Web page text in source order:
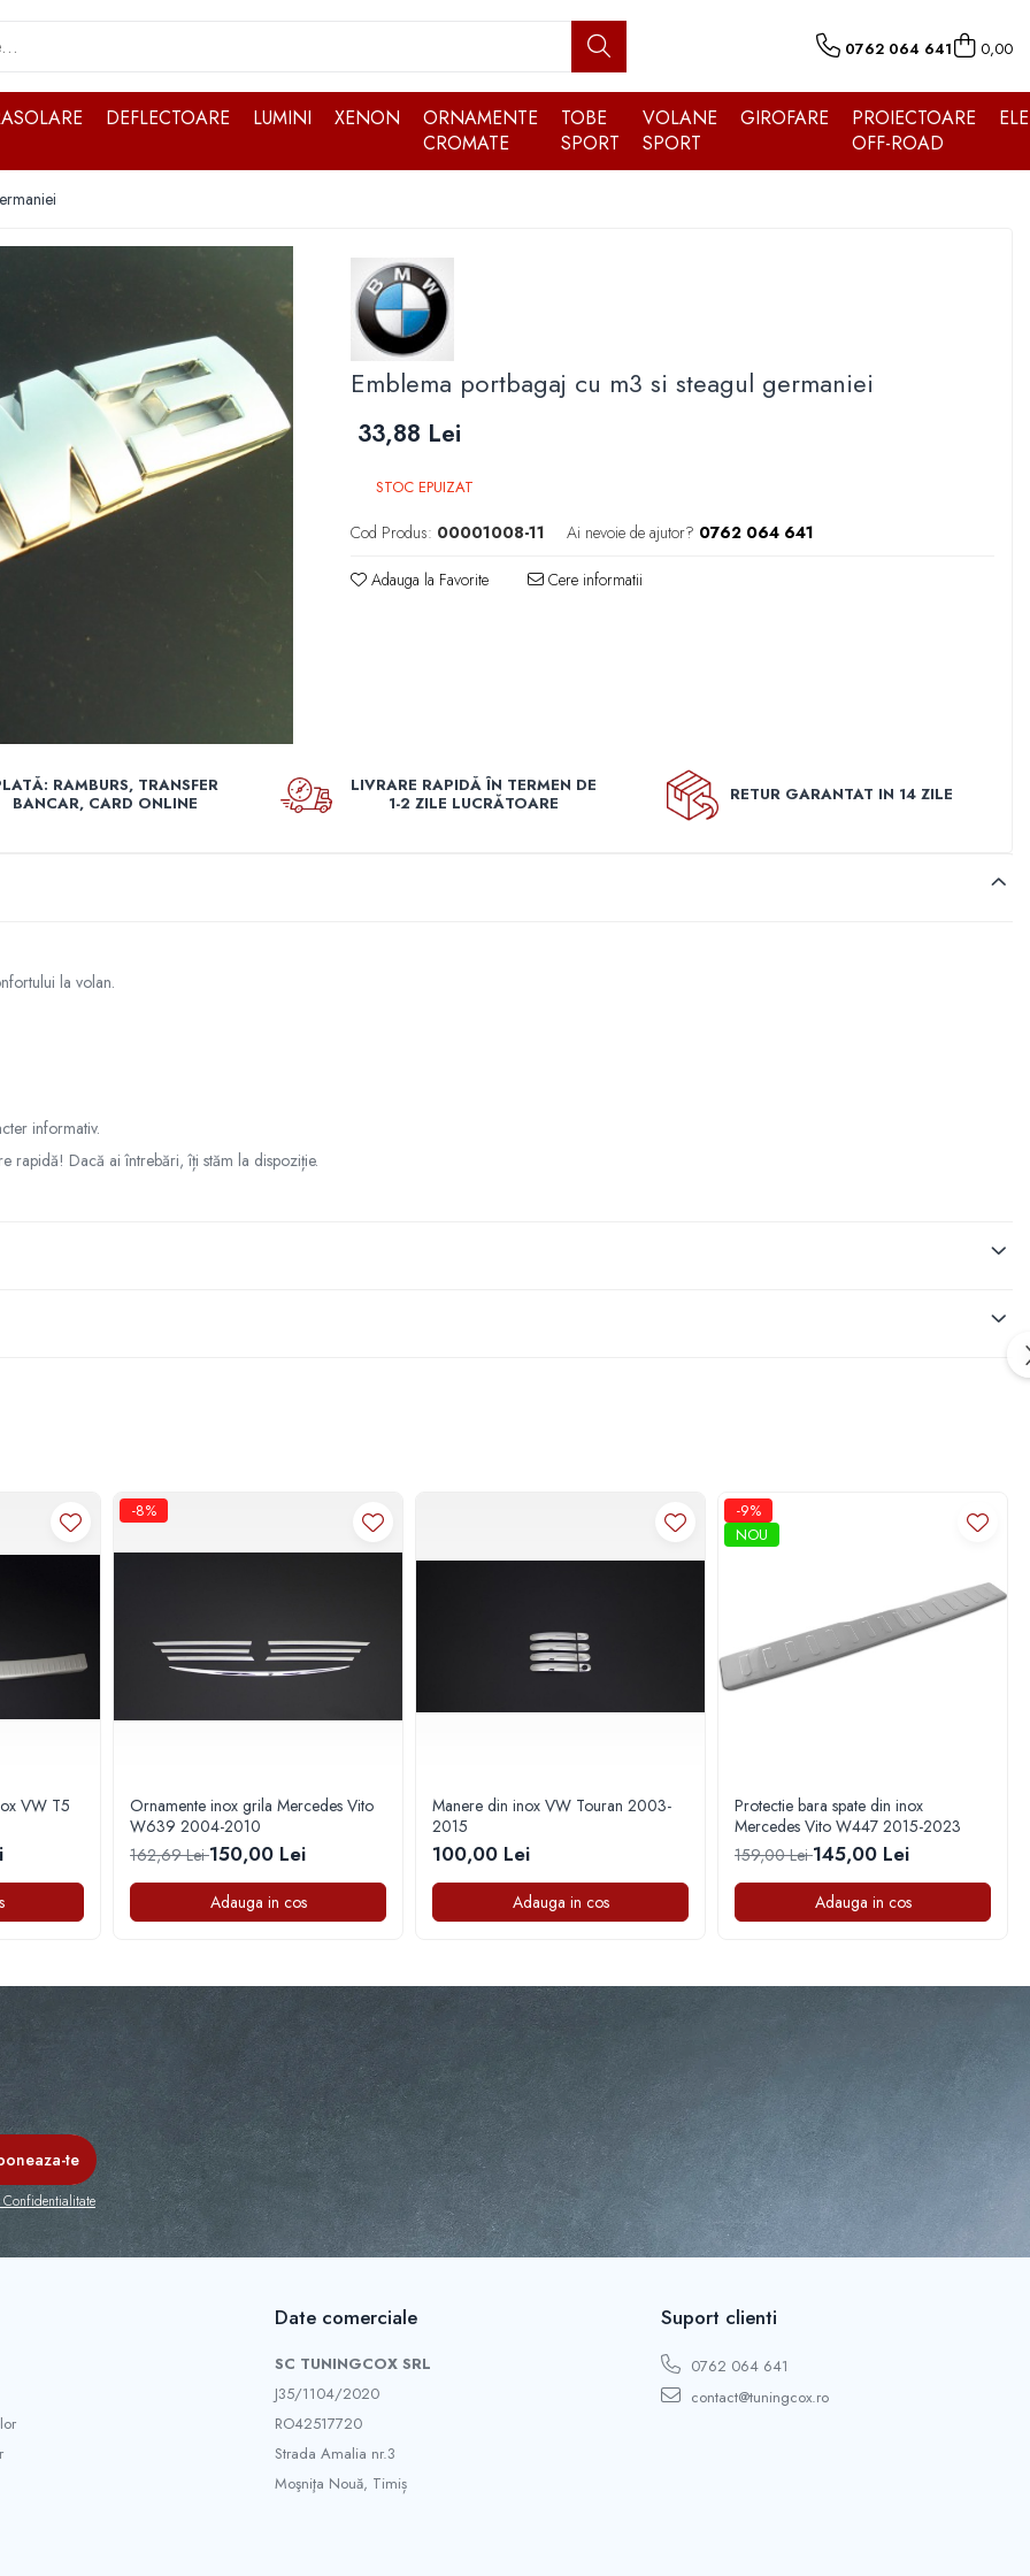
0762 064 641 0,00
DEFLECTOARE LUMINI XENON
ORNAMENTE
CROMATE
TOBE
SPORT
VOLANE
SPORT
GIROFARE
PROIECTOARE
OFF-ROAD
Emblema portbagaj cu m3 si steagul germaniei
33,88 Lei
STOC EPUIZAT
Cod Produs: 00001008-11 Ai nevoie de ajutor? 0762 064 641
Adauga la Favorite Cere informatii
RAMBURS, TRANSFER
BANCAR, CARD ONLINE
LIVRARE RAPIDĂ ÎN TERMEN DE
1-2 ZILE LUCRĂTOARE
RETUR GARANTAT IN 14 ZILE
la volan.
informativ.
rapidă! Dacă ai întrebări, îți stăm la dispoziție.
VW T5
-8%
Ornamente inox grila Mercedes Vito
W639 2004-2010
162,69 Lei150,00 Lei
Adauga in cos
Manere din inox VW Touran 2003-
2015
100,00 Lei
Adauga in cos
-9%
NOU
Protectie bara spate din inox
Mercedes Vito W447 2015-2023
159,00 Lei145,00 Lei
Adauga in cos
Date comerciale
SC TUNINGCOX SRL
J35/1104/2020
RO42517720
Strada Amalia nr.3
Moşniţa Nouă, Timiș
Suport clienti
0762 064 641
contact@tuningcox.ro